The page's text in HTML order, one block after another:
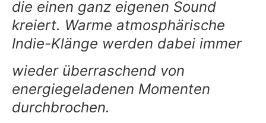
die einen ganz eigenen Sound
kreiert. Warme atmosphärische
Indie-Klänge werden dabei immer
wieder überraschend von
energiegeladenen Momenten
durchbrochen.